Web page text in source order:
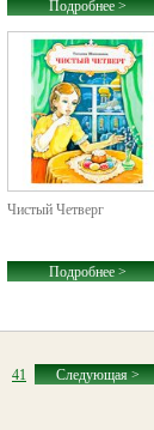
Подробнее >
Чистый Четверг
Подробнее >
41 Следующая >